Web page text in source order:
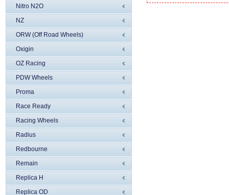
Nitro N2O
NZ
ORW (Off Road Wheels)
Oxigin
OZ Racing
PDW Wheels
Proma
Race Ready
Racing Wheels
Radius
Redbourne
Remain
Replica H
Replica OD